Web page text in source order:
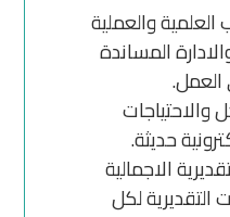
العلمية والعملية
المساندة
حديثة.
الاجمالية
لكل